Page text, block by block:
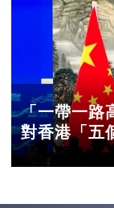
「一帶一路
對香港「五